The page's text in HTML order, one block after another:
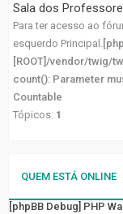
Registrar
Entrar
resposta
Sala dos
Para ter acesso ao
esquerdo Principal.
[ROOT]/vendor/twig/
count(): Parameter
Countable
Tópicos: 1
QUEM ESTÁ ONLINE
[phpBB Debug] PHP